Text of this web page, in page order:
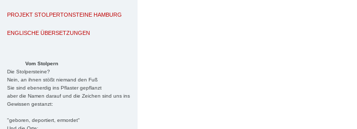
PROJEKT STOLPERTONSTEINE HAMBURG
ENGLISCHE ÜBERSETZUNGEN
Vom Stolpern
Die Stolpersteine?
Nein, an ihnen stößt niemand den Fuß
Sie sind ebenerdig ins Pflaster gepflanzt
aber die Namen darauf und die Zeichen sind uns ins
Gewissen gestanzt:
"geboren, deportiert, ermordet"